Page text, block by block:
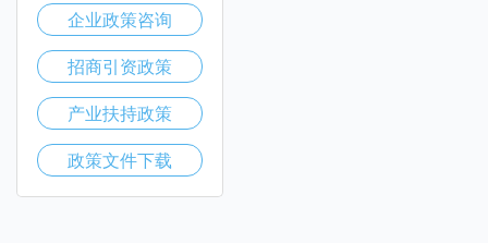
企业政策咨询
招商引资政策
产业扶持政策
政策文件下载